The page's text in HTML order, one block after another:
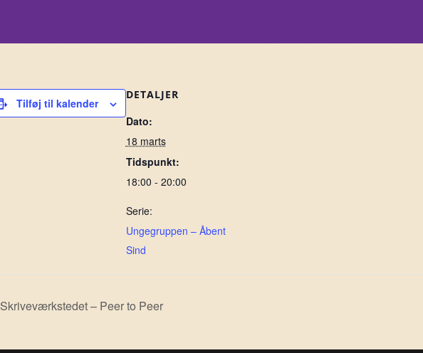
Tilføj til kalender
DETALJER
Dato:
18 marts
Tidspunkt:
18:00 - 20:00
Serie:
Ungegruppen – Åbent
Sind
Skriveværkstedet – Peer to Peer